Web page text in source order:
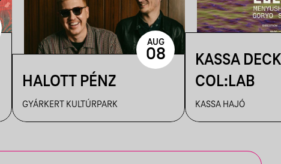
HALOTT PÉNZ
GYÁRKERT KULTÚRPARK
AUG
08
KASSA
COL:LAB
KASSA HAJÓ